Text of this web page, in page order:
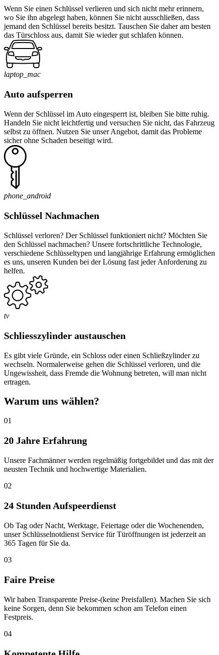
Wenn Sie einen Schlüssel verlieren und sich nicht mehr erinnern,
wo Sie ihn abgelegt haben, können Sie nicht ausschließen, dass
jemand den Schlüssel bereits besitzt. Tauschen Sie daher am besten
das Türschloss aus, damit Sie wieder gut schlafen können.
laptop_mac
Auto aufsperren
Wenn der Schlüssel im Auto eingesperrt ist, bleiben Sie bitte ruhig.
Handeln Sie nicht leichtfertig und versuchen Sie nicht, das Fahrzeug
selbst zu öffnen. Nutzen Sie unser Angebot, damit das Probleme
sicher ohne Schaden beseitigt wird.
phone_android
Schlüssel Nachmachen
Schlüssel verloren? Der Schlüssel funktioniert nicht? Möchten Sie
den Schlüssel nachmachen? Unsere fortschrittliche Technologie,
verschiedene Schlüsseltypen und langjährige Erfahrung ermöglichen
es uns, unseren Kunden bei der Lösung fast jeder Anforderung zu
helfen.
tv
Schliesszylinder austauschen
Es gibt viele Gründe, ein Schloss oder einen Schließzylinder zu
wechseln. Normalerweise gehen die Schlüssel verloren, und die
Ungewissheit, dass Fremde die Wohnung betreten, will man nicht
ertragen.
Warum uns wählen?
01
20 Jahre Erfahrung
Unsere Fachmänner werden regelmäßig fortgebildet und das mit der
neusten Technik und hochwertige Materialien.
02
24 Stunden Aufspeerdienst
Ob Tag oder Nacht, Werktage, Feiertage oder die Wochenenden,
unser Schlüsselnotdienst Service für Türöffnungen ist jederzeit an
365 Tagen für Sie da.
03
Faire Preise
Wir haben Transparente Preise-(keine Preisfallen). Machen Sie sich
keine Sorgen, denn Sie bekommen schon am Telefon einen
Festpreis.
04